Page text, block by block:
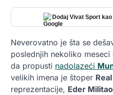
Dodaj Vivat Sport
Neverovatno je šta se
poslednjih nekoliko
da propusti nadolazeći
velikih imena je štoper
reprezentacije, Eder Militao